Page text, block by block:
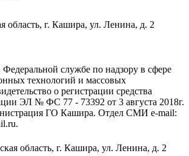
область, г. Кашира, ул. Ленина, д. 2
Федеральной службе по надзору в сфере
технологий и массовых
о регистрации средства
ЭЛ № ФС 77 - 73392 от 3 августа 2018г.
ГО Кашира. Отдел СМИ e-mail:
область, г. Кашира, ул. Ленина, д. 2